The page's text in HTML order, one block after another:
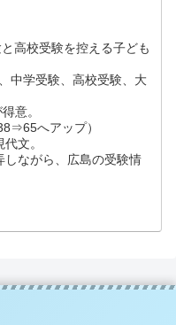
高校受験を控える子ども
中学受験、高校受験、大
意。
へアップ）
文。
しながら、広島の受験情